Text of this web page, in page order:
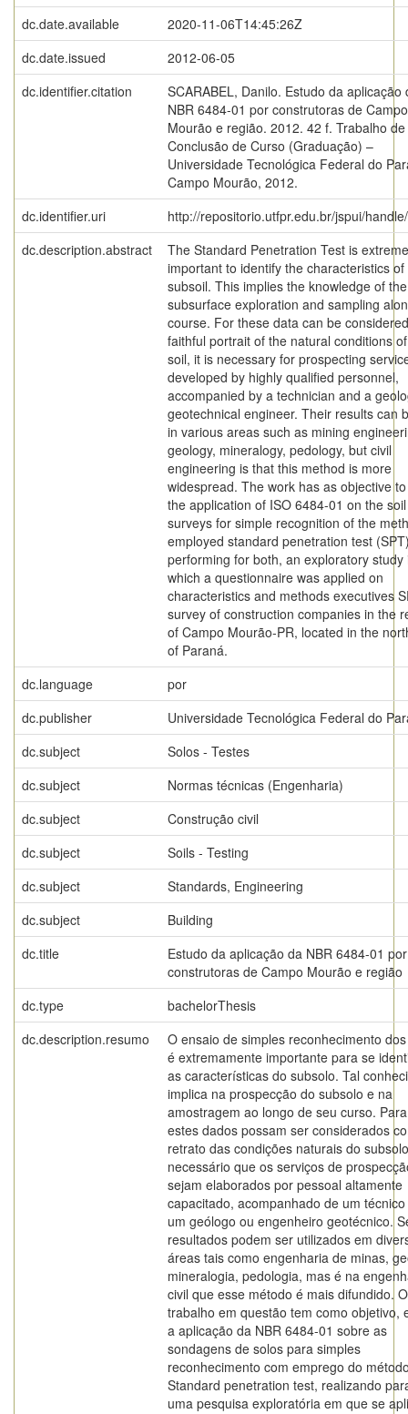
dc.date.available
2020-11-06T14:45:26Z
dc.date.issued
2012-06-05
dc.identifier.citation
SCARABEL, Danilo. Estudo da aplicação
NBR 6484-01 por construtoras de Campo
Mourão e região. 2012. 42 f. Trabalho de
Conclusão de Curso (Graduação) –
Universidade Tecnológica Federal do
Campo Mourão, 2012.
dc.identifier.uri
http://repositorio.utfpr.edu.br/jspui/
dc.description.abstract
The Standard Penetration Test is
important to identify the characteristics of
subsoil. This implies the knowledge of the
subsurface exploration and sampling
course. For these data can be
faithful portrait of the natural conditions
soil, it is necessary for prospecting
developed by highly qualified personnel,
accompanied by a technician and a
geotechnical engineer. Their results can
in various areas such as mining
geology, mineralogy, pedology, but civil
engineering is that this method is more
widespread. The work has as objective
the application of ISO 6484-01 on the soil
surveys for simple recognition of the
employed standard penetration test
performing for both, an exploratory study
which a questionnaire was applied on
characteristics and methods executives
survey of construction companies in the
of Campo Mourão-PR, located in the
of Paraná.
dc.language
por
dc.publisher
Universidade Tecnológica Federal do
dc.subject
Solos - Testes
dc.subject
Normas técnicas (Engenharia)
dc.subject
Construção civil
dc.subject
Soils - Testing
dc.subject
Standards, Engineering
dc.subject
Building
dc.title
Estudo da aplicação da NBR 6484-01 por
construtoras de Campo Mourão e região
dc.type
bachelorThesis
dc.description.resumo
O ensaio de simples reconhecimento
é extremamente importante para se
as características do subsolo. Tal
implica na prospecção do subsolo e na
amostragem ao longo de seu curso.
estes dados possam ser considerados
retrato das condições naturais do
necessário que os serviços de
sejam elaborados por pessoal altamente
capacitado, acompanhado de um
um geólogo ou engenheiro geotécnico.
resultados podem ser utilizados em
áreas tais como engenharia de minas,
mineralogia, pedologia, mas é na
civil que esse método é mais difundido. O
trabalho em questão tem como objetivo,
a aplicação da NBR 6484-01 sobre as
sondagens de solos para simples
reconhecimento com emprego do
Standard penetration test, realizando
uma pesquisa exploratória em que se